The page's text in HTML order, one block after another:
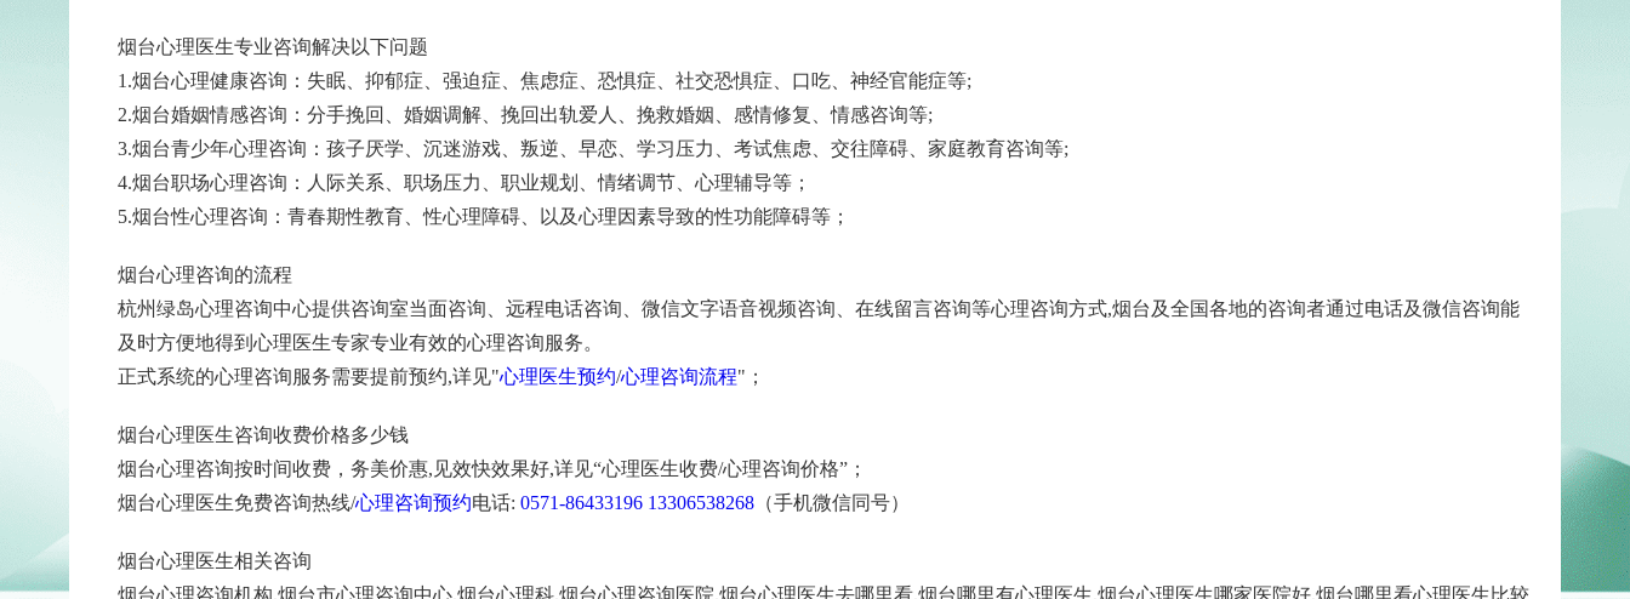
烟台心理医生专业咨询解决以下问题
1.烟台心理健康咨询：失眠、抑郁症、强迫症、焦虑症、恐惧症、社交恐惧症、口吃、神经官能症等;
2.烟台婚姻情感咨询：分手挽回、婚姻调解、挽回出轨爱人、挽救婚姻、感情修复、情感咨询等;
3.烟台青少年心理咨询：孩子厌学、沉迷游戏、叛逆、早恋、学习压力、考试焦虑、交往障碍、家庭教育咨询等;
4.烟台职场心理咨询：人际关系、职场压力、职业规划、情绪调节、心理辅导等；
5.烟台性心理咨询：青春期性教育、性心理障碍、以及心理因素导致的性功能障碍等；
烟台心理咨询的流程
杭州绿岛心理咨询中心提供咨询室当面咨询、远程电话咨询、微信文字语音视频咨询、在线留言咨询等心理咨询方式,烟台及全国各地的咨询者通过电话及微信咨询能
及时方便地得到心理医生专家专业有效的心理咨询服务。
正式系统的心理咨询服务需要提前预约,详见"心理医生预约/心理咨询流程"；
烟台心理医生咨询收费价格多少钱
烟台心理咨询按时间收费，务美价惠,见效快效果好,详见“心理医生收费/心理咨询价格”；
烟台心理医生免费咨询热线/心理咨询预约电话: 0571-86433196 13306538268 （手机微信同号）
烟台心理医生相关咨询
烟台心理咨询机构,烟台市心理咨询中心,烟台心理科,烟台心理咨询医院,烟台心理医生去哪里看,烟台哪里有心理医生,烟台心理医生哪家医院好,烟台哪里看心理医生比较